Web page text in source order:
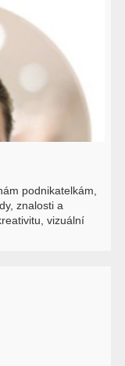
podnikatelkám,
znalosti a
vizuální